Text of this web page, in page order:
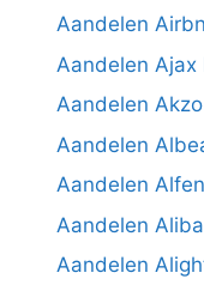
Aandelen
Aandelen Ajax
Aandelen
Aandelen
Aandelen
Aandelen
Aandelen